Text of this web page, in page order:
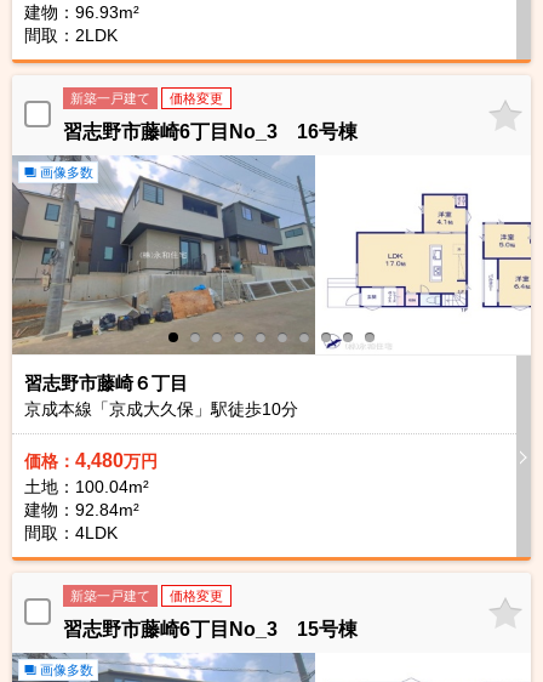
建物：96.93m²
間取：2LDK
新築一戸建て 価格変更
習志野市藤崎6丁目No_3 16号棟
画像多数
習志野市藤崎６丁目
京成本線「京成大久保」駅徒歩10分
価格： 4,480万円
土地：100.04m²
建物：92.84m²
間取：4LDK
新築一戸建て 価格変更
習志野市藤崎6丁目No_3 15号棟
画像多数